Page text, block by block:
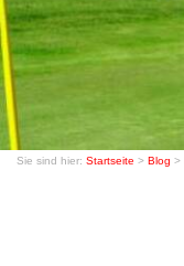
Sie sind hier: Startseite > Blog >